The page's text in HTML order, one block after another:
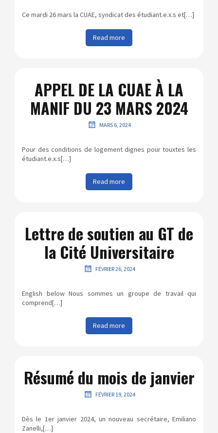
Ce mardi 26 mars la CUAE, syndicat des étudiant.e.x.s et[…]
Read more
APPEL DE LA CUAE À LA
MANIF DU 23 MARS 2024
MARS 6, 2024
Pour des conditions de logement dignes pour touxtes les
étudiant.e.x.s[…]
Read more
Lettre de soutien au GT de
la Cité Universitaire
FÉVRIER 26, 2024
English below Nous sommes un groupe de travail qui
comprend[…]
Read more
Résumé du mois de janvier
FÉVRIER 19, 2024
Dès le 1er janvier 2024, un nouveau secrétaire, Emiliano
Zanelli,[…]